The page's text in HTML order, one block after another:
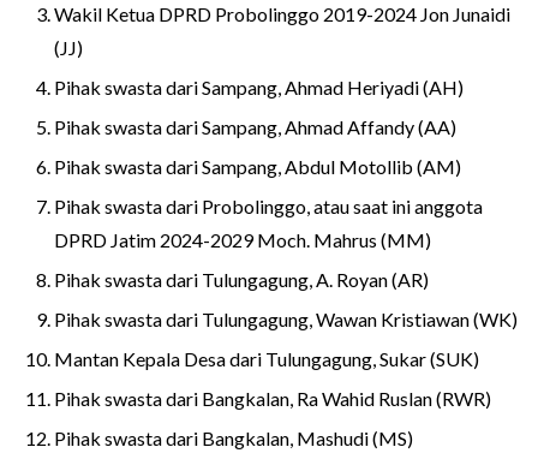
Wakil Ketua DPRD Probolinggo 2019-2024 Jon Junaidi
(JJ)
Pihak swasta dari Sampang, Ahmad Heriyadi (AH)
Pihak swasta dari Sampang, Ahmad Affandy (AA)
Pihak swasta dari Sampang, Abdul Motollib (AM)
Pihak swasta dari Probolinggo, atau saat ini anggota
DPRD Jatim 2024-2029 Moch. Mahrus (MM)
Pihak swasta dari Tulungagung, A. Royan (AR)
Pihak swasta dari Tulungagung, Wawan Kristiawan (WK)
Mantan Kepala Desa dari Tulungagung, Sukar (SUK)
Pihak swasta dari Bangkalan, Ra Wahid Ruslan (RWR)
Pihak swasta dari Bangkalan, Mashudi (MS)